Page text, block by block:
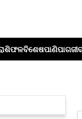
ବିଶେଷପାଣିପାଗ